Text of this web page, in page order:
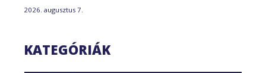
2026. augusztus 7.
KATEGÓRIÁK